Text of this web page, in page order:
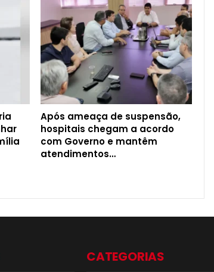
Após ameaça de suspensão,
hospitais chegam a acordo
com Governo e mantêm
atendimentos…
CATEGORIAS